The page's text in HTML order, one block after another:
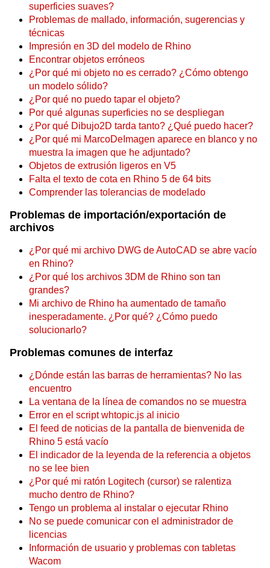
superficies suaves?
Problemas de mallado, información, sugerencias y
técnicas
Impresión en 3D del modelo de Rhino
Encontrar objetos erróneos
¿Por qué mi objeto no es cerrado? ¿Cómo obtengo
un modelo sólido?
¿Por qué no puedo tapar el objeto?
Por qué algunas superficies no se despliegan
¿Por qué Dibujo2D tarda tanto? ¿Qué puedo hacer?
¿Por qué mi MarcoDeImagen aparece en blanco y no
muestra la imagen que he adjuntado?
Objetos de extrusión ligeros en V5
Falta el texto de cota en Rhino 5 de 64 bits
Comprender las tolerancias de modelado
Problemas de importación/exportación de
archivos
¿Por qué mi archivo DWG de AutoCAD se abre vacío
en Rhino?
¿Por qué los archivos 3DM de Rhino son tan
grandes?
Mi archivo de Rhino ha aumentado de tamaño
inesperadamente. ¿Por qué? ¿Cómo puedo
solucionarlo?
Problemas comunes de interfaz
¿Dónde están las barras de herramientas? No las
encuentro
La ventana de la línea de comandos no se muestra
Error en el script whtopic.js al inicio
El feed de noticias de la pantalla de bienvenida de
Rhino 5 está vacío
El indicador de la leyenda de la referencia a objetos
no se lee bien
¿Por qué mi ratón Logitech (cursor) se ralentiza
mucho dentro de Rhino?
Tengo un problema al instalar o ejecutar Rhino
No se puede comunicar con el administrador de
licencias
Información de usuario y problemas con tabletas
Wacom